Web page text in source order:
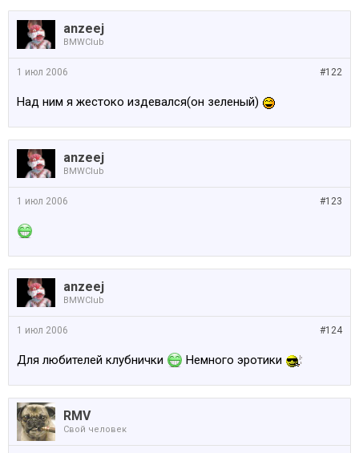
anzeej
BMWClub
#122
1 июл 2006
Над ним я жестоко издевался(он зеленый)
anzeej
BMWClub
#123
1 июл 2006
anzeej
BMWClub
#124
1 июл 2006
Для любителей клубнички Немного эротики
RMV
Свой человек